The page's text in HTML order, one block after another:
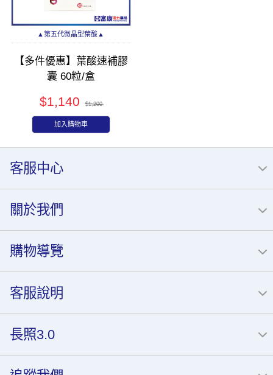
▲第五代微晶型葉酸▲
【多件優惠】葉酸速補膠
囊 60粒/盒
$1,140 $1,200
加入購物車
客服中心
關於我們
購物導覽
客服說明
長照3.0